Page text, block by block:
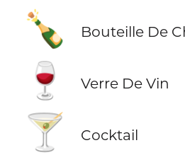
🍾 Bouteille De
🍷 Verre De Vin
🍸 Cocktail